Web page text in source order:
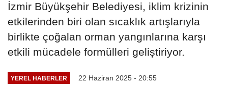
İzmir Büyükşehir Belediyesi, iklim krizinin
etkilerinden biri olan sıcaklık artışlarıyla
birlikte çoğalan orman yangınlarına karşı
etkili mücadele formülleri geliştiriyor.
YEREL HABERLER 22 Haziran 2025 - 20:55